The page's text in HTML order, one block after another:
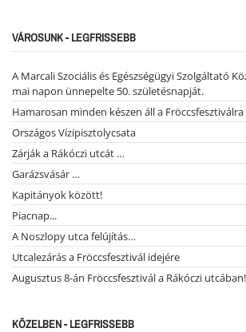
VÁROSUNK - LEGFRISSEBB
A Marcali Szociális és Egészségügyi Szolgáltató
mai napon ünnepelte 50. születésnapját.
Hamarosan minden készen áll a Fröccsfesztiválra
Országos Vízipisztolycsata
Zárják a Rákóczi utcát …
Garázsvásár …
Kapitányok között!
Piacnap...
A Noszlopy utca felújítás…
Utcalezárás a Fröccsfesztivál idejére
Augusztus 8-án Fröccsfesztivál a Rákóczi utcában!
KÖZELBEN - LEGFRISSEBB